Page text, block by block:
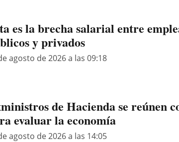
es la brecha salarial entre
y privados
agosto de 2026 a las 09:18
de Hacienda se reúnen
evaluar la economía
agosto de 2026 a las 14:05